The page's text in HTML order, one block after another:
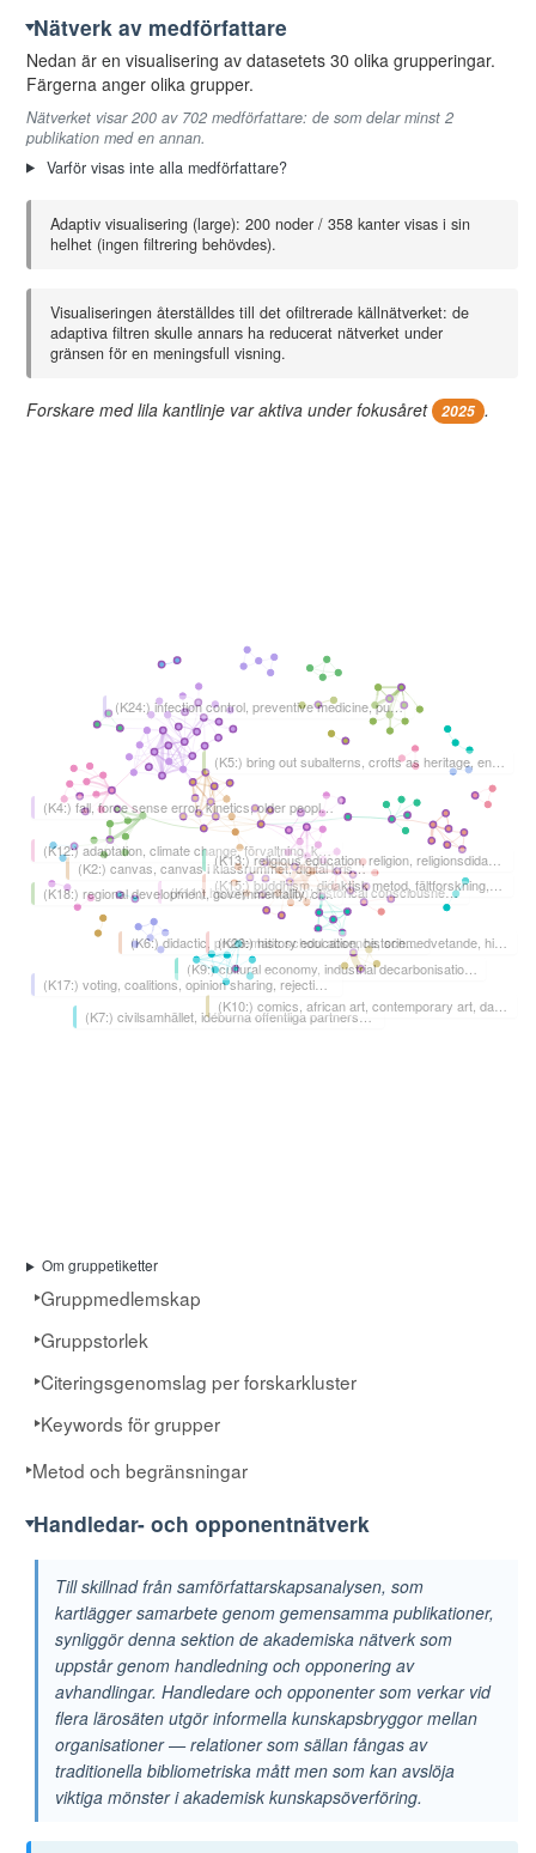
Nätverk av medförfattare
Nedan är en visualisering av datasetets 30 olika grupperingar.
Färgerna anger olika grupper.
Nätverket visar 200 av 702 medförfattare: de som delar minst 2
publikation med en annan.
Varför visas inte alla medförfattare?
Adaptiv visualisering (large): 200 noder / 358 kanter visas i sin
helhet (ingen filtrering behövdes).
Visualiseringen återställdes till det ofiltrerade källnätverket: de
adaptiva filtren skulle annars ha reducerat nätverket under
gränsen för en meningsfull visning.
Forskare med lila kantlinje var aktiva under fokusåret 2025 .
(K2:) canvas, canvas i klassrummet, digital krisövning, krisledning, övning
(K4:) fall, force sense error, kinetics, older people, sensorimotor learning
(K6:) didactic, problematic school absence, school absence, school attendance, social sustainability
(K7:) civilsamhället, idéburna offentliga partnerskap, idéburna verksamheter, iop, collaborative innovations
(K11:) history education, historical consciousness, digitalisation, education policy, historical enquiry
(K12:) adaptation, climate change, förvaltning, kommuner, scales
(K15:) buddhism, didaktisk metod, fältforskning, hälsa, levd religion
(K18:) regional development, governmentality, citizenship. gender, creative class, critique
(K24:) infection control, preventive medicine, public health, covid-19, adolescents
Om gruppetiketter
Gruppmedlemskap
Gruppstorlek
Citeringsgenomslag per forskarkluster
Keywords för grupper
Metod och begränsningar
Handledar- och opponentnätverk
Till skillnad från samförfattarskapsanalysen, som
kartlägger samarbete genom gemensamma publikationer,
synliggör denna sektion de akademiska nätverk som
uppstår genom handledning och opponering av
avhandlingar. Handledare och opponenter som verkar vid
flera lärosäten utgör informella kunskapsbryggor mellan
organisationer — relationer som sällan fångas av
traditionella bibliometriska mått men som kan avslöja
viktiga mönster i akademisk kunskapsöverföring.